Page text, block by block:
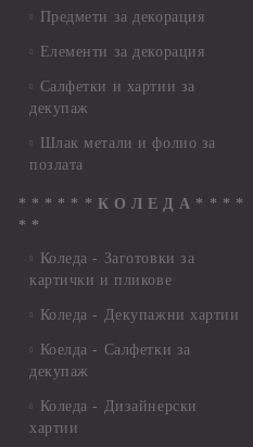
Предмети за декорация
Елементи за декорация
Салфетки и хартии за
декупаж
Шлак метали и фолио за
позлата
* * * * * * К О Л Е Д А * * * *
* *
Коледа - Заготовки за
картички и пликове
Коледа - Декупажни хартии
Коелда - Салфетки за
декупаж
Коледа - Дизайнерски
хартии